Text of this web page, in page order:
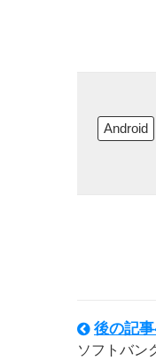
Android
後の記
ソフトバン